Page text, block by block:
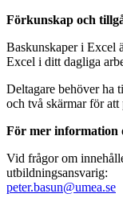
Förkunskap och
Baskunskaper i Excel
Excel i ditt dagliga
Deltagare behöver ha
och två skärmar för att
För mer information
Vid frågor om
utbildningsansvarig:
peter.basun@umea.se